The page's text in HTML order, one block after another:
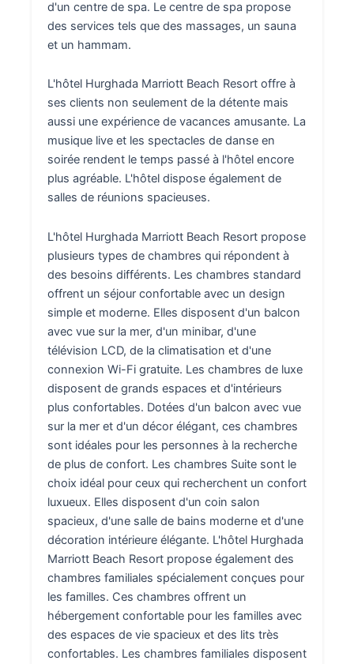
d'un centre de spa. Le centre de spa propose
des services tels que des massages, un sauna
et un hammam.
L'hôtel Hurghada Marriott Beach Resort offre à
ses clients non seulement de la détente mais
aussi une expérience de vacances amusante. La
musique live et les spectacles de danse en
soirée rendent le temps passé à l'hôtel encore
plus agréable. L'hôtel dispose également de
salles de réunions spacieuses.
L'hôtel Hurghada Marriott Beach Resort propose
plusieurs types de chambres qui répondent à
des besoins différents. Les chambres standard
offrent un séjour confortable avec un design
simple et moderne. Elles disposent d'un balcon
avec vue sur la mer, d'un minibar, d'une
télévision LCD, de la climatisation et d'une
connexion Wi-Fi gratuite. Les chambres de luxe
disposent de grands espaces et d'intérieurs
plus confortables. Dotées d'un balcon avec vue
sur la mer et d'un décor élégant, ces chambres
sont idéales pour les personnes à la recherche
de plus de confort. Les chambres Suite sont le
choix idéal pour ceux qui recherchent un confort
luxueux. Elles disposent d'un coin salon
spacieux, d'une salle de bains moderne et d'une
décoration intérieure élégante. L'hôtel Hurghada
Marriott Beach Resort propose également des
chambres familiales spécialement conçues pour
les familles. Ces chambres offrent un
hébergement confortable pour les familles avec
des espaces de vie spacieux et des lits très
confortables. Les chambres familiales disposent